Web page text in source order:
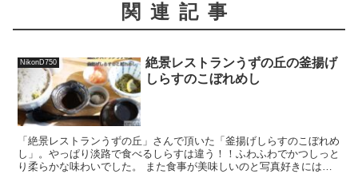
関連記事
NikonD750
絶景レストランうずの丘の釜揚げ
しらすのこぼれめし
「絶景レストランうずの丘」さんで頂いた「釜揚げしらすのこぼれめ
し」。やっぱり淡路で食べるしらすは違う！！ふわふわでかつしっと
り柔らかな味わいでした。 また食事が美味しいのと写真好きにはた